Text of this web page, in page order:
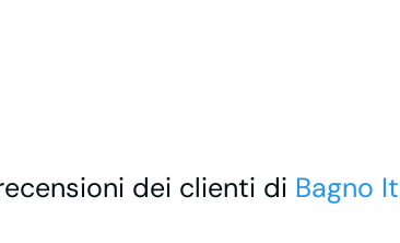
dei clienti di Bagno